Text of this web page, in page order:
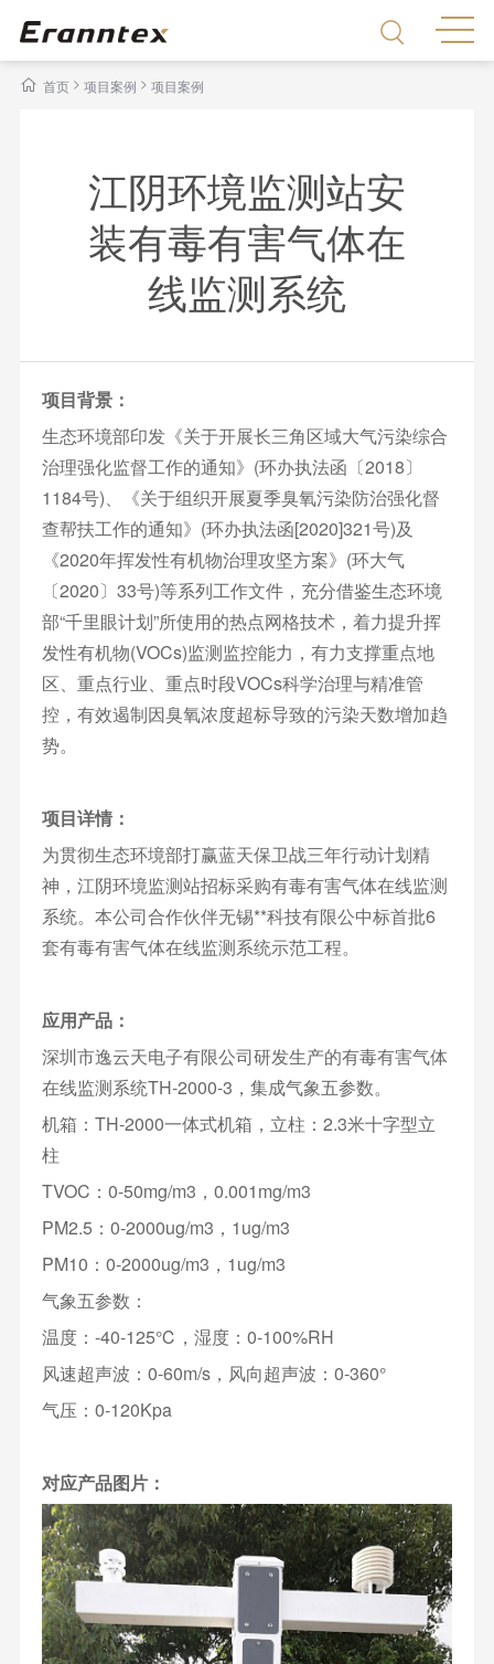
首页> 项目案例 > 项目案例
江阴环境监测站安
装有毒有害气体在
线监测系统
项目背景：
生态环境部印发《关于开展长三角区域大气污染综合
治理强化监督工作的通知》(环办执法函〔2018〕
1184号)、《关于组织开展夏季臭氧污染防治强化督
查帮扶工作的通知》(环办执法函[2020]321号)及
《2020年挥发性有机物治理攻坚方案》(环大气
〔2020〕33号)等系列工作文件，充分借鉴生态环境
部“千里眼计划”所使用的热点网格技术，着力提升挥
发性有机物(VOCs)监测监控能力，有力支撑重点地
区、重点行业、重点时段VOCs科学治理与精准管
控，有效遏制因臭氧浓度超标导致的污染天数增加趋
势。
项目详情：
为贯彻生态环境部打赢蓝天保卫战三年行动计划精
神，江阴环境监测站招标采购有毒有害气体在线监测
系统。本公司合作伙伴无锡**科技有限公中标首批6
套有毒有害气体在线监测系统示范工程。
应用产品：
深圳市逸云天电子有限公司研发生产的有毒有害气体
在线监测系统TH-2000-3，集成气象五参数。
机箱：TH-2000一体式机箱，立柱：2.3米十字型立
柱
TVOC：0-50mg/m3，0.001mg/m3
PM2.5：0-2000ug/m3，1ug/m3
PM10：0-2000ug/m3，1ug/m3
气象五参数：
温度：-40-125℃，湿度：0-100%RH
风速超声波：0-60m/s，风向超声波：0-360°
气压：0-120Kpa
对应产品图片：